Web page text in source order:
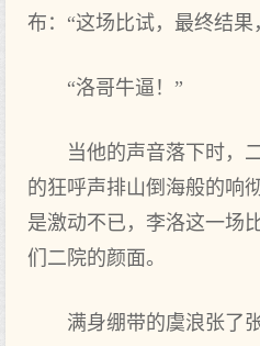
布：“这场比试，最终结果
“洛哥牛逼！”
当他的声音落下时，
的狂呼声排山倒海般的响
是激动不已，李洛这一场
们二院的颜面。
满身绷带的虞浪张了